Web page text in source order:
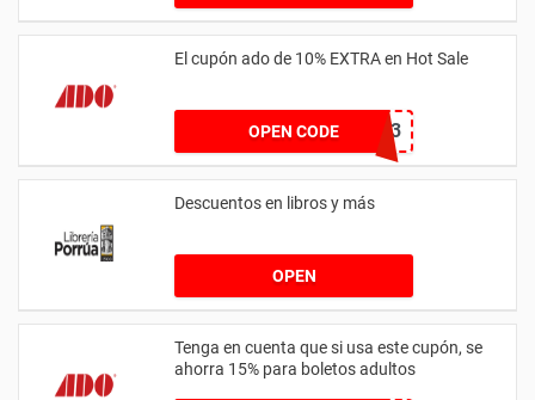
El cupón ado de 10% EXTRA en Hot Sale
OPEN CODE
PROMOHOT23
Descuentos en libros y más
OPEN
Tenga en cuenta que si usa este cupón, se
ahorra 15% para boletos adultos